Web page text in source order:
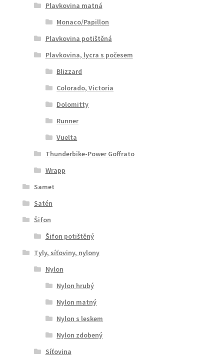
Plavkovina matná
Monaco/Papillon
Plavkovina potištěná
Plavkovina, lycra s počesem
Blizzard
Colorado, Victoria
Dolomitty
Runner
Vuelta
Thunderbike-Power Goffrato
Wrapp
Samet
Satén
Šifon
Šifon potištěný
Tyly, síťoviny, nylony
Nylon
Nylon hrubý
Nylon matný
Nylon s leskem
Nylon zdobený
Síťovina